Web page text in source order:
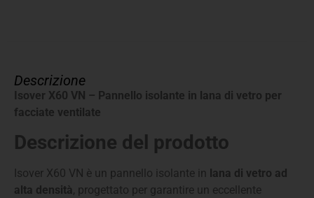
Descrizione
Isover X60 VN – Pannello isolante in lana di vetro per
facciate ventilate
Descrizione del prodotto
Isover X60 VN è un pannello isolante in lana di vetro ad
alta densità, progettato per garantire un eccellente